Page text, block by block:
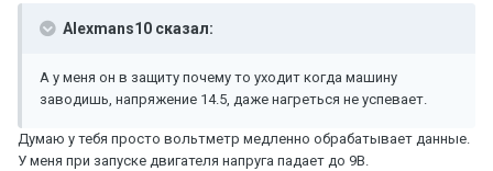
Alexmans10 сказал:
А у меня он в защиту почему то уходит когда машину
заводишь, напряжение 14.5, даже нагреться не успевает.
Думаю у тебя просто вольтметр медленно обрабатывает данные.
У меня при запуске двигателя напруга падает до 9В.